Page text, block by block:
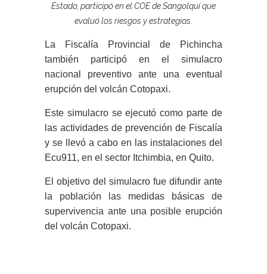
Estado, participó en el COE de Sangolquí que
evaluó los riesgos y estrategias.
La Fiscalía Provincial de Pichincha
también participó en el simulacro
nacional preventivo ante una eventual
erupción del volcán Cotopaxi.
Este simulacro se ejecutó como parte de
las actividades de prevención de Fiscalía
y se llevó a cabo en las instalaciones del
Ecu911, en el sector Itchimbia, en Quito.
El objetivo del simulacro fue difundir ante
la población las medidas básicas de
supervivencia ante una posible erupción
del volcán Cotopaxi.